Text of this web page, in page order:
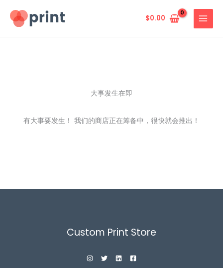
$0.00
大事发生在即
有大事要发生！ 我们的商店正在筹备中，很快就会推出！
Custom Print Store